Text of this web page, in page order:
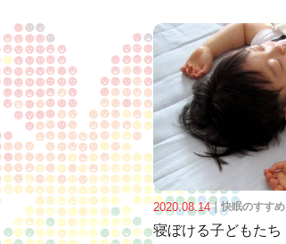
2020.08.14｜快眠のすすめ
寝ぼける子どもたち